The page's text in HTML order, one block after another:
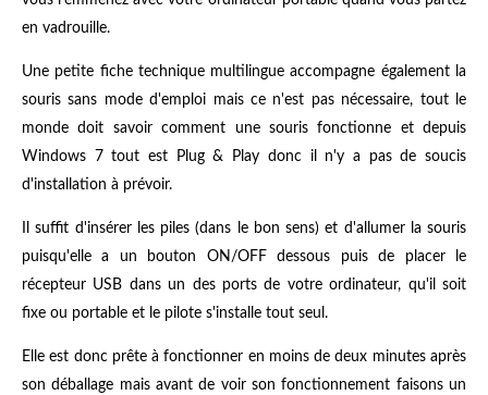
en vadrouille.
Une petite fiche technique multilingue accompagne également la
souris sans mode d'emploi mais ce n'est pas nécessaire, tout le
monde doit savoir comment une souris fonctionne et depuis
Windows 7 tout est Plug & Play donc il n'y a pas de soucis
d'installation à prévoir.
Il suffit d'insérer les piles (dans le bon sens) et d'allumer la souris
puisqu'elle a un bouton ON/OFF dessous puis de placer le
récepteur USB dans un des ports de votre ordinateur, qu'il soit
fixe ou portable et le pilote s'installe tout seul.
Elle est donc prête à fonctionner en moins de deux minutes après
son déballage mais avant de voir son fonctionnement faisons un